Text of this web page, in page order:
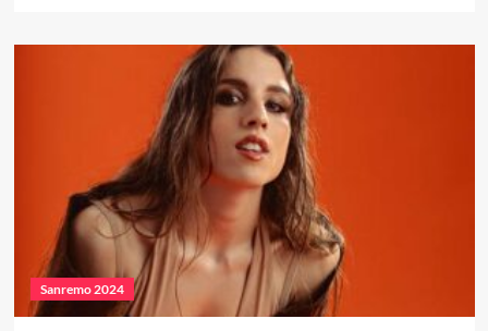
Die
Sanremo 2024